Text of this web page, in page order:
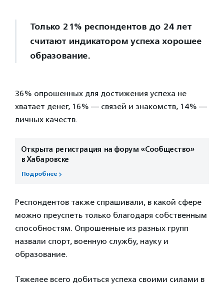
Только 21% респондентов до 24 лет
считают индикатором успеха хорошее
образование.
36% опрошенных для достижения успеха не
хватает денег, 16% — связей и знакомств, 14% —
личных качеств.
Открыта регистрация на форум «Сообщество»
в Хабаровске
Подробнее
Респондентов также спрашивали, в какой сфере
можно преуспеть только благодаря собственным
способностям. Опрошенные из разных групп
назвали спорт, военную службу, науку и
образование.
Тяжелее всего добиться успеха своими силами в